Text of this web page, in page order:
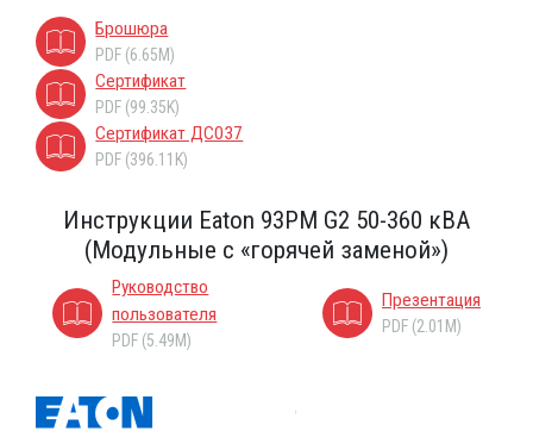
Брошюра
PDF (6.65M)
Сертификат
PDF (99.35K)
Сертификат ДС037
PDF (396.11K)
Инструкции Eaton 93PM G2 50-360 кВА
(Модульные c «горячей заменой»)
Руководство
пользователя
PDF (5.49M)
Презентация
PDF (2.01M)